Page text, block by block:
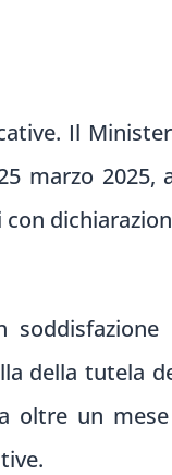
Il
marzo 2025,
della tutela
oltre un mese